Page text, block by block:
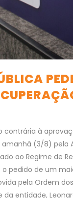
à
(3/8) pela
ao Regime de
pedido de um
pela Ordem
da entidade,